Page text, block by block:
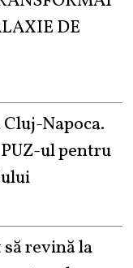
DE
Napoca.
ul pentru
revină la